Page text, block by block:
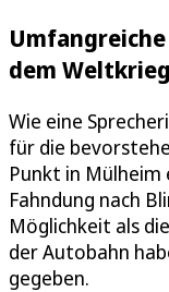
Umfangreiche
dem Weltkrieg
Wie eine
für die
Punkt in
Fahndung nach
Möglichkeit als
der Autobahn
gegeben.